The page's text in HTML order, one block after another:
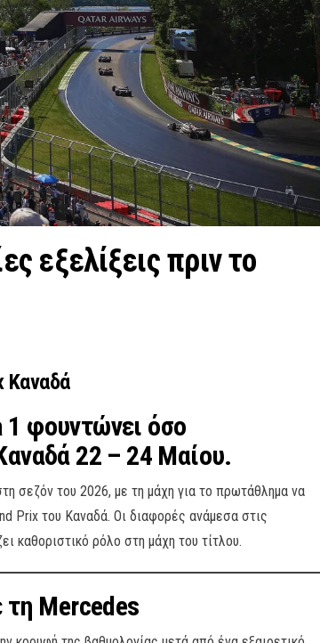
εξελίξεις πριν το
Καναδά
φουντώνει όσο
22 – 24 Μαίου.
σεζόν του 2026, με τη μάχη για το πρωτάθλημα να
Prix του Καναδά. Οι διαφορές ανάμεσα στις
καθοριστικό ρόλο στη μάχη του τίτλου.
Mercedes